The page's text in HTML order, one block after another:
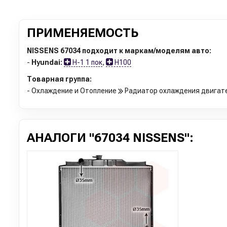
ПРИМЕНЯЕМОСТЬ
NISSENS 67034 подходит к маркам/моделям авто:
- Hyundai: H-1 1 пок, H100
Товарная группа:
- Охлаждение и Отопление
Радиатор охлаждения
АНАЛОГИ "67034 NISSENS":